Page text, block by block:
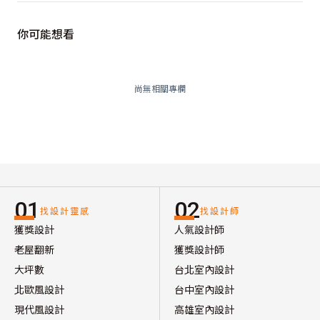
你可能想看
尚無相關專欄
01 找設計靈感
獲獎設計
老屋翻新
大坪數
北歐風設計
現代風設計
02找設計師
人氣設計師
獲獎設計師
台北室內設計
台中室內設計
高雄室內設計